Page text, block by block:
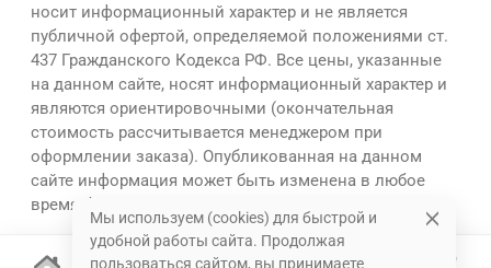
носит информационный характер и не является
публичной офертой, определяемой положениями ст.
437 Гражданского Кодекса РФ. Все цены, указанные
на данном сайте, носят информационный характер и
являются ориентировочными (окончательная
стоимость рассчитывается менеджером при
оформлении заказа). Опубликованная на данном
сайте информация может быть изменена в любое
время без предварительного уведомления.
Мы используем (cookies) для быстрой и
удобной работы сайта. Продолжая
пользоваться сайтом, вы принимаете